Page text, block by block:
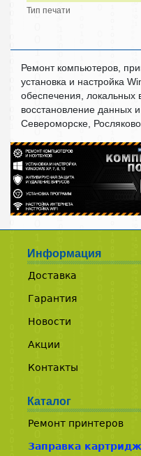
Тип печати
Ремонт компьютеров,
установка и настройка
обеспечения, локальных
восстановление данных
Североморске,
Информация
Доставка
Гарантия
Новости
Акции
Контакты
Каталог
Ремонт принтеров
Заправка